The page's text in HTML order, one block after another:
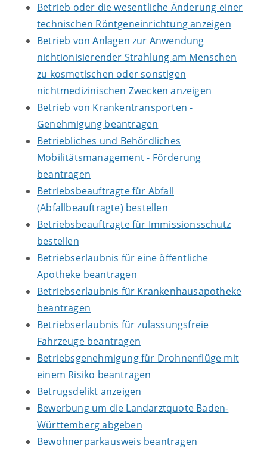
Betrieb oder die wesentliche Änderung einer
technischen Röntgeneinrichtung anzeigen
Betrieb von Anlagen zur Anwendung
nichtionisierender Strahlung am Menschen
zu kosmetischen oder sonstigen
nichtmedizinischen Zwecken anzeigen
Betrieb von Krankentransporten -
Genehmigung beantragen
Betriebliches und Behördliches
Mobilitätsmanagement - Förderung
beantragen
Betriebsbeauftragte für Abfall
(Abfallbeauftragte) bestellen
Betriebsbeauftragte für Immissionsschutz
bestellen
Betriebserlaubnis für eine öffentliche
Apotheke beantragen
Betriebserlaubnis für Krankenhausapotheke
beantragen
Betriebserlaubnis für zulassungsfreie
Fahrzeuge beantragen
Betriebsgenehmigung für Drohnenflüge mit
einem Risiko beantragen
Betrugsdelikt anzeigen
Bewerbung um die Landarztquote Baden-
Württemberg abgeben
Bewohnerparkausweis beantragen